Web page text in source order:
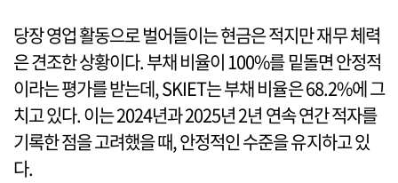
당장 영업 활동으로 벌어들이는 현금은 적지만 재무 체력
은 견조한 상황이다. 부채 비율이 100%를 밑돌면 안정적
이라는 평가를 받는데, SKIET는 부채 비율은 68.2%에 그
치고 있다. 이는 2024년과 2025년 2년 연속 연간 적자를
기록한 점을 고려했을 때, 안정적인 수준을 유지하고 있
다.